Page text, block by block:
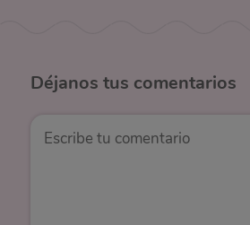
Déjanos tus comentarios